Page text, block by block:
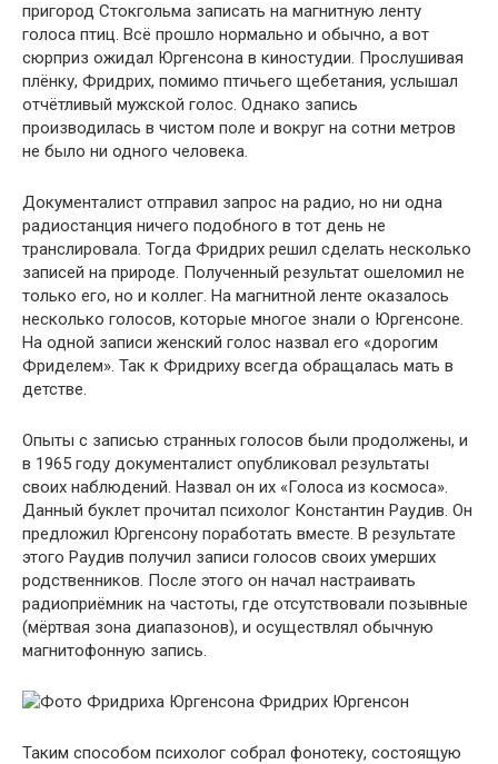
пригород Стокгольма записать на магнитную ленту
голоса птиц. Всё прошло нормально и обычно, а вот
сюрприз ожидал Юргенсона в киностудии. Прослушивая
плёнку, Фридрих, помимо птичьего щебетания, услышал
отчётливый мужской голос. Однако запись
производилась в чистом поле и вокруг на сотни метров
не было ни одного человека.
Документалист отправил запрос на радио, но ни одна
радиостанция ничего подобного в тот день не
транслировала. Тогда Фридрих решил сделать несколько
записей на природе. Полученный результат ошеломил не
только его, но и коллег. На магнитной ленте оказалось
несколько голосов, которые многое знали о Юргенсоне.
На одной записи женский голос назвал его «дорогим
Фриделем». Так к Фридриху всегда обращалась мать в
детстве.
Опыты с записью странных голосов были продолжены, и
в 1965 году документалист опубликовал результаты
своих наблюдений. Назвал он их «Голоса из космоса».
Данный буклет прочитал психолог Константин Раудив. Он
предложил Юргенсону поработать вместе. В результате
этого Раудив получил записи голосов своих умерших
родственников. После этого он начал настраивать
радиоприёмник на частоты, где отсутствовали позывные
(мёртвая зона диапазонов), и осуществлял обычную
магнитофонную запись.
Фридрих Юргенсон
Таким способом психолог собрал фонотеку, состоящую